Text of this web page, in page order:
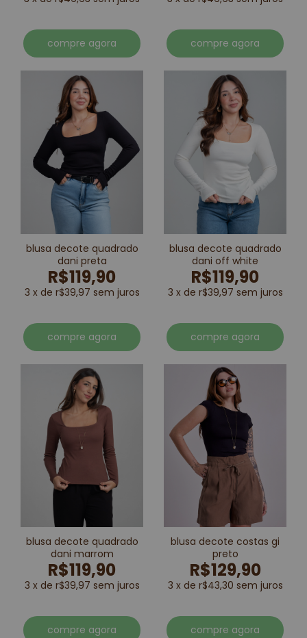
compre agora compre agora
blusa decote quadrado
dani preta
R$119,90
3 x de r$39,97 sem juros
compre agora
blusa decote quadrado
dani off white
R$119,90
3 x de r$39,97 sem juros
compre agora
blusa decote quadrado
dani marrom
R$119,90
3 x de r$39,97 sem juros
compre agora
blusa decote costas gi
preto
R$129,90
3 x de r$43,30 sem juros
compre agora